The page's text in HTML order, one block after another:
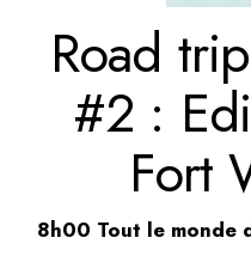
Road
#2 :
Fort
8h00 Tout le monde